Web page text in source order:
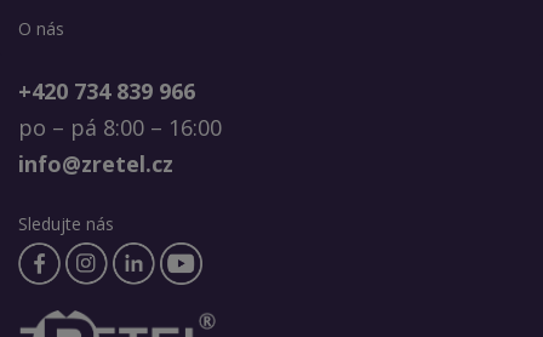
O nás
+420 734 839 966
po – pá 8:00 – 16:00
info@zretel.cz
Sledujte nás